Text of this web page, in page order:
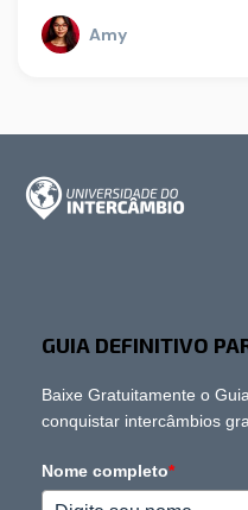
Amy
GUIA DEFINITIVO
Baixe Gratuitamente o
conquistar intercâmbios
Nome completo*